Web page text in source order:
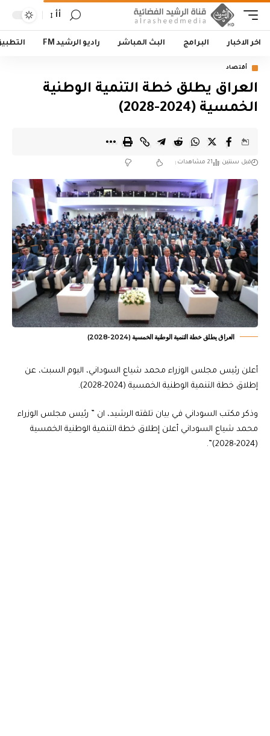
أأ
اخر الاخبار البرامج البث المباشر راديو الرشيد FM
أقتصاد
العراق يطلق خطة التنمية الوطنية
الخمسية (2024-2028)
قبل سنتين 21 مشاهدات
العراق يطلق خطة التنمية الوطنية الخمسية (2024-2028)
أعلن رئيس مجلس الوزراء محمد شياع السوداني، اليوم السبت، عن
إطلاق خطة التنمية الوطنية الخمسية (2024-2028).
وذكر مكتب السوداني في بيان تلقته الرشيد، ان ” رئيس مجلس الوزراء
محمد شياع السوداني أعلن إطلاق خطة التنمية الوطنية الخمسية
(2024-2028)”.